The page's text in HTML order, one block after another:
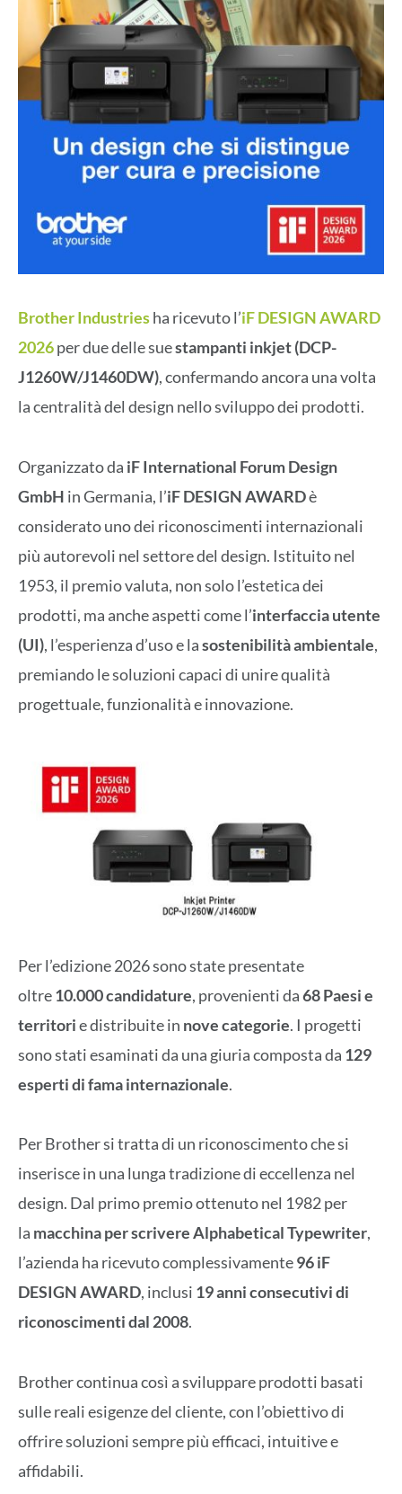
Brother Industriesha ricevuto l’iF DESIGN AWARD
2026per due delle suestampanti inkjet (DCP-
J1260W/J1460DW), confermando ancora una volta
la centralità del design nello sviluppo dei prodotti.
Organizzato da iF International Forum Design
GmbH in Germania, l’iF DESIGN AWARDè
considerato uno dei riconoscimenti internazionali
più autorevoli nel settore del design. Istituito nel
1953, il premio valuta, non solo l’estetica dei
prodotti, ma anche aspetti come l’interfaccia utente
(UI), l’esperienza d’uso e lasostenibilità ambientale,
premiando le soluzioni capaci di unire qualità
progettuale, funzionalità e innovazione.
Per l’edizione 2026 sono state presentate
oltre10.000 candidature, provenienti da68 Paesi e
territorie distribuite in nove categorie. I progetti
sono stati esaminati da una giuria composta da 129
esperti di fama internazionale.
Per Brother si tratta di un riconoscimento che si
inserisce in una lunga tradizione di eccellenza nel
design. Dal primo premio ottenuto nel 1982 per
la macchina per scrivere Alphabetical Typewriter,
l’azienda ha ricevuto complessivamente96 iF
DESIGN AWARD, inclusi 19 anni consecutivi di
riconoscimenti dal 2008.
Brother continua così a sviluppare prodotti basati
sulle reali esigenze del cliente, con l’obiettivo di
offrire soluzioni sempre più efficaci, intuitive e
affidabili.